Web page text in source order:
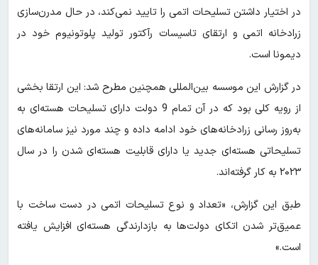
در اختیار داشتن تسلیحات اتمی را تایید نمی‌کند، در حال مدرن‌سازی
زرادخانه اتمی و ارتقای تاسیسات رآکتور تولید پلوتونیوم خود در
دیمونا است.
در گزارش این موسسه بین‌المللی همچنین مطرح شد: این ارتقا بخشی
از رویه کلی بود که در آن تمام 9 دولت دارای تسلیحات هسته‌ای به
به‌روز رسانی زرادخانه‌های خود ادامه داده و چند مورد نیز سامانه‌های
تسلیحاتی هسته‌ای جدید یا دارای قابلیت هسته‌ای شدن را در سال
۲۰۲۳ به کار گرفته‌اند.
طبق این گزارش، «تعداد و نوع تسلیحات اتمی در دست ساخت با
عمیق‌تر شدن اتکای دولت‌ها به بازدارندگی هسته‌ای افزایش یافته
است.»